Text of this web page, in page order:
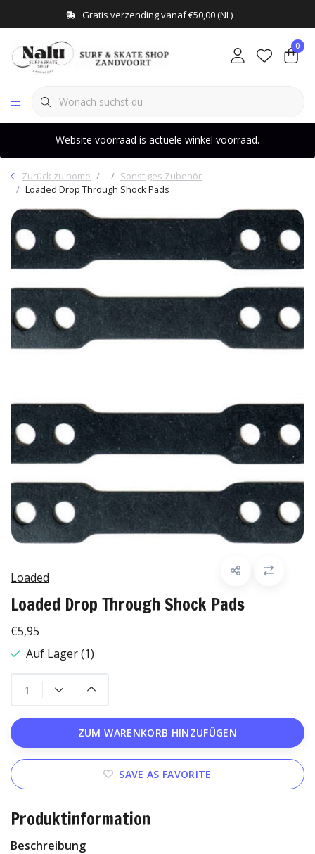
Gratis verzending vanaf €50,00 (NL)
0
Website voorraad is actuele winkel voorraad.
Zurück zu home
Sonstiges Zubehör
Loaded Drop Through Shock Pads
Loaded
Loaded Drop Through Shock Pads
€5,95
Auf Lager (1)
ZUM WARENKORB HINZUFÜGEN
SAVE AS FAVORITE
Produktinformation
Beschreibung